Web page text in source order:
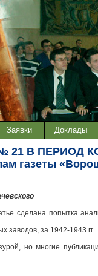
Заявки Доклады
21 В ПЕРИОД
газеты
сделана попытка
заводов, за 1942-1943 гг.
но многие